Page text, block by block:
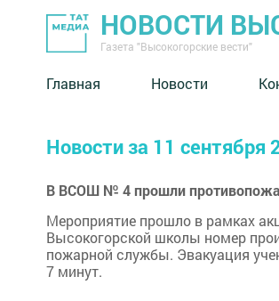
НОВОСТИ
Газета "Высокогорские вести"
Главная Новости
Новости за 11 сентября
В ВСОШ № 4 прошли
Мероприятие прошло в рамках
Высокогорской школы номер
пожарной службы. Эвакуация
7 минут.